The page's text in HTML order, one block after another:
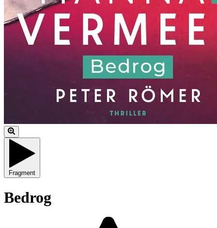
Fragment
Bedrog